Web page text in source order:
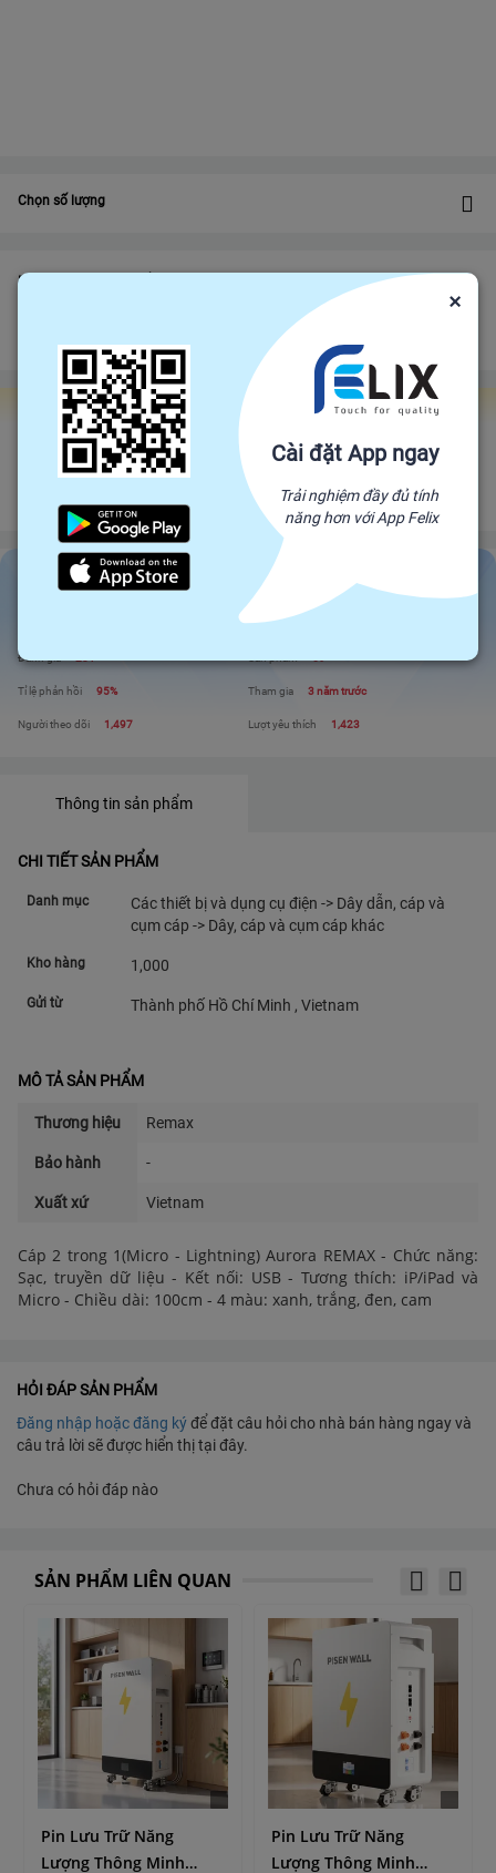
Chọn số lượng
Bảo vệ bảo vệ đơn hàng felix.store của bạn
Đảm bảo gửi hàng đúng hạn
Chính sách hoàn tiền
Gian hàng Felix Factories
CPL OCOP PLUS
Đối tác trực tiếp của Felix, mang sản phẩm trực tiếp từ nhà sản xuất để đến
với người tiêu dùng. Giá cả cạnh tranh - Chất lượng tuyệt đối
CPL OCOP PLUS
Xem shop
Đánh giá
Tỉ lệ phản hồi 95% Tham gia 3 năm trước
Người theo dõi 1,497 Lượt yêu thích 1,423
Thông tin sản phẩm
CHI TIẾT SẢN PHẨM
Danh mục
Các thiết bị và dụng cụ điện -> Dây dẫn, cáp và
cụm cáp -> Dây, cáp và cụm cáp khác
Kho hàng 1,000
Gửi từ Thành phố Hồ Chí Minh , Vietnam
MÔ TẢ SẢN PHẨM
Thương hiệu Remax
Bảo hành -
Xuất xứ Vietnam
Cáp 2 trong 1(Micro - Lightning) Aurora REMAX - Chức năng:
Sạc, truyền dữ liệu - Kết nối: USB - Tương thích: iP/iPad và
Micro - Chiều dài: 100cm - 4 màu: xanh, trắng, đen, cam
HỎI ĐÁP SẢN PHẨM
Đăng nhập hoặc đăng kýđể đặt câu hỏi cho nhà bán hàng ngay và
câu trả lời sẽ được hiển thị tại đây.
Chưa có hỏi đáp nào
SẢN PHẨM LIÊN QUAN
Pin Lưu Trữ Năng
Lượng Thông Minh
Pin Lưu Trữ Năng
Lượng Thông Minh
×
Cài đặt App ngay
Trải nghiệm đầy đủ tính
năng hơn với App Felix